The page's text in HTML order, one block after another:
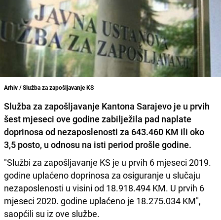
Arhiv / Služba za zapošljavanje KS
Služba za zapošljavanje Kantona Sarajevo je u prvih
šest mjeseci ove godine zabilježila pad naplate
doprinosa od nezaposlenosti za 643.460 KM ili oko
3,5 posto, u odnosu na isti period prošle godine.
"Službi za zapošljavanje KS je u prvih 6 mjeseci 2019.
godine uplaćeno doprinosa za osiguranje u slučaju
nezaposlenosti u visini od 18.918.494 KM. U prvih 6
mjeseci 2020. godine uplaćeno je 18.275.034 KM",
saopćili su iz ove službe.